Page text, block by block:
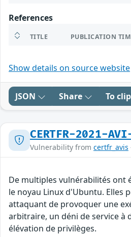
References
TITLE PUBLICATION
Show details on source website
JSON Share To
CERTFR-2021-
Vulnerability from certfr_avis
De multiples vulnérabilités ont
le noyau Linux d'Ubuntu. Elles
attaquant de provoquer une
arbitraire, un déni de service à
élévation de privilèges.